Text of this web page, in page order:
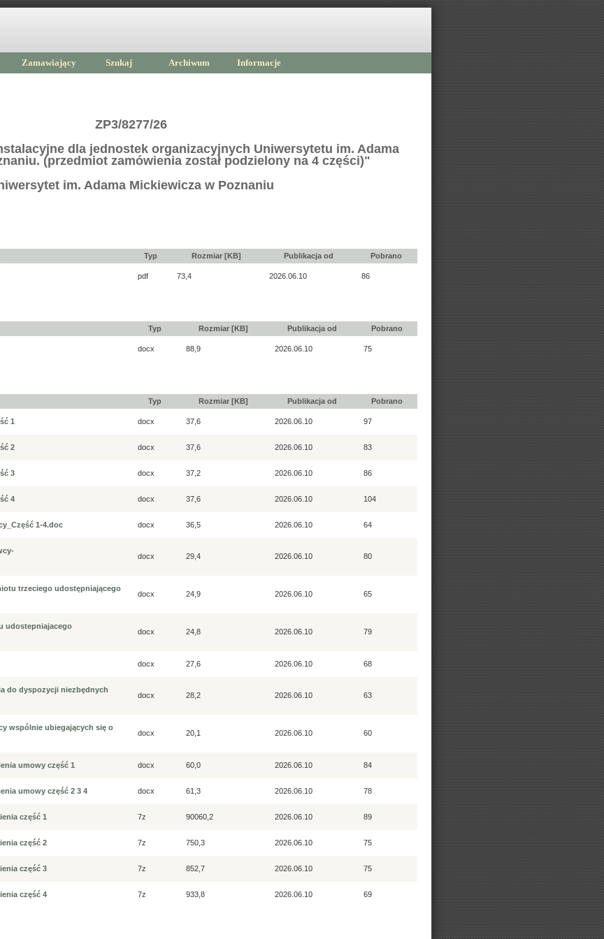
Zamawiający Szukaj Archiwum Informacje
ZP3/8277/26
dla jednostek organizacyjnych Uniwersytetu im. Adama
(przedmiot zamówienia został podzielony na 4 części)"
im. Adama Mickiewicza w Poznaniu
Typ Rozmiar [KB] Publikacja od Pobrano
pdf 73,4 2026.06.10 86
Typ Rozmiar [KB] Publikacja od Pobrano
docx 88,9 2026.06.10 75
Typ Rozmiar [KB] Publikacja od Pobrano
1 docx 37,6 2026.06.10 97
2 docx 37,6 2026.06.10 83
3 docx 37,2 2026.06.10 86
4 docx 37,6 2026.06.10 104
1-4.doc docx 36,5 2026.06.10 64
docx 29,4 2026.06.10 80
trzeciego udostępniającego
docx 24,9 2026.06.10 65
udostepniajacego
docx 24,8 2026.06.10 79
docx 27,6 2026.06.10 68
do dyspozycji niezbędnych
docx 28,2 2026.06.10 63
wspólnie ubiegających się o
docx 20,1 2026.06.10 60
umowy część 1 docx 60,0 2026.06.10 84
umowy część 2 3 4 docx 61,3 2026.06.10 78
część 1 7z 90060,2 2026.06.10 89
część 2 7z 750,3 2026.06.10 75
część 3 7z 852,7 2026.06.10 75
część 4 7z 933,8 2026.06.10 69